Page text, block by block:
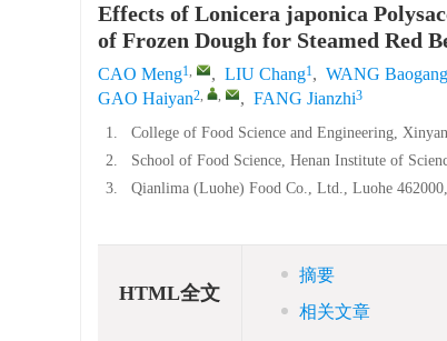
Effects of Lonicera japonica
of Frozen Dough for Steamed Red
CAO Meng1, , LIU Chang1, WANG Baogang
GAO Haiyan2, , , FANG Jianzhi3
1.
College of Food Science and Engineering,
2.
School of Food Science, Henan Institute of
3.
Qianlima (Luohe) Food Co., Ltd., Luohe
HTML全文
摘要
相关文章